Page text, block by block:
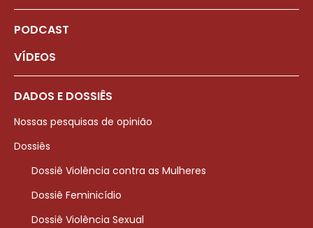
PODCAST
VÍDEOS
DADOS E DOSSIÊS
Nossas pesquisas de opinião
Dossiês
Dossiê Violência contra as Mulheres
Dossiê Feminicídio
Dossiê Violência Sexual